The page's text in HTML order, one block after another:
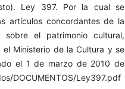
Ley 397. Por la cual se
artículos concordantes de la
el patrimonio cultural,
Ministerio de la Cultura y se
el 1 de marzo de 2010 de
DOCUMENTOS/Ley397.pdf